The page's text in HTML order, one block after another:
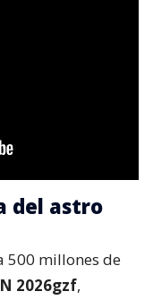
del astro
500 millones de
2026gzf,